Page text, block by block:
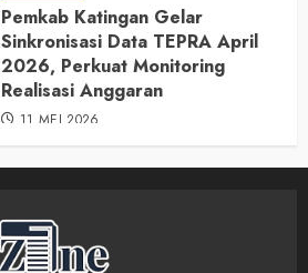
Pemkab Katingan Gelar
Sinkronisasi Data TEPRA April
2026, Perkuat Monitoring
Realisasi Anggaran
11 MEI 2026